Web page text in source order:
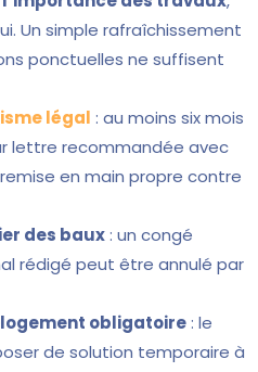
Un simple rafraîchissement
ponctuelles ne suffisent
légal : au moins six mois
lettre recommandée avec
remise en main propre contre
des baux: un congé
rédigé peut être annulé par
obligatoire: le
de solution temporaire à